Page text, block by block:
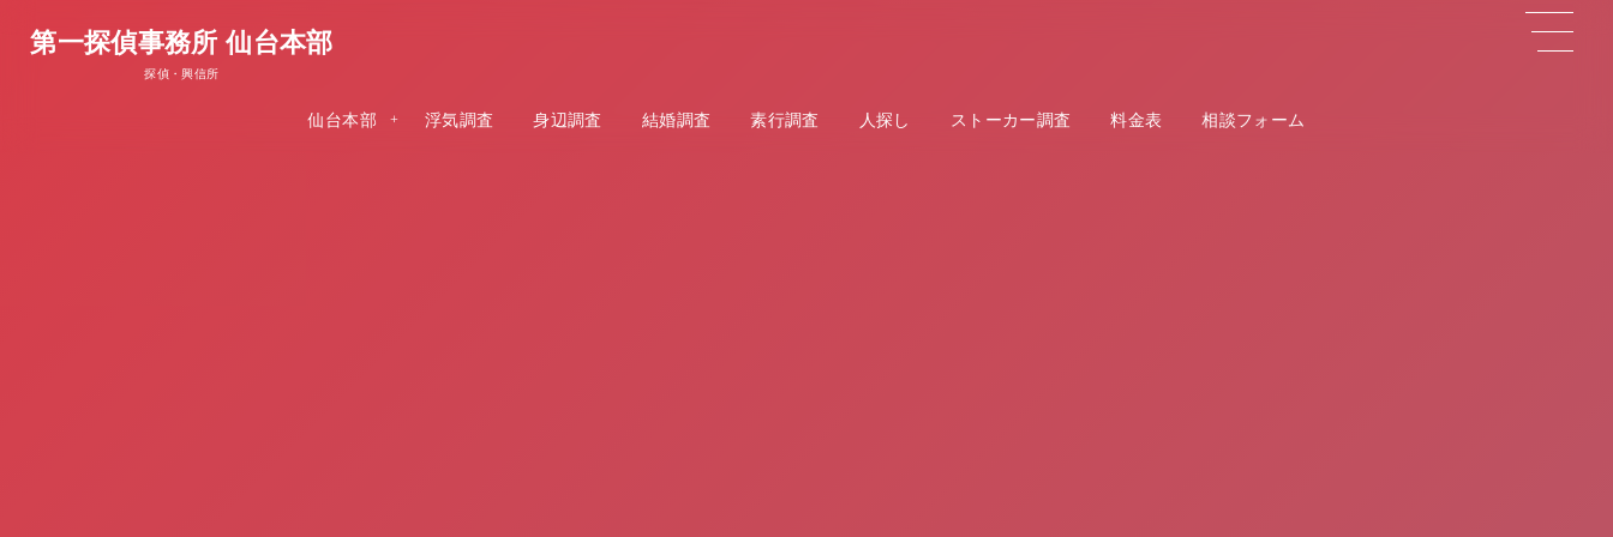
第一探偵事務所 仙台本部
探偵・興信所
仙台本部 浮気調査 身辺調査 結婚調査 素行調査 人探し ストーカー調査 料金表 相談フォーム